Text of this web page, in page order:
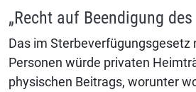
„Recht auf Beendigung
Das im
Personen würde privaten
physischen Beitrags, worunter